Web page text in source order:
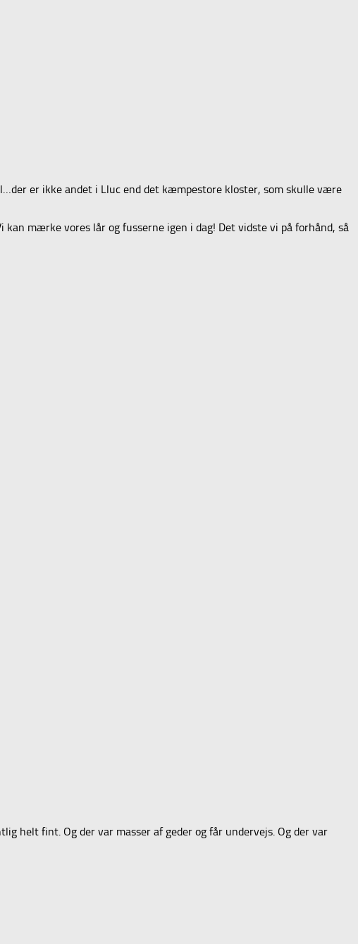
er ikke andet i Lluc end det kæmpestore kloster, som skulle være
mærke vores lår og fusserne igen i dag! Det vidste vi på forhånd, så
helt fint. Og der var masser af geder og får undervejs. Og der var